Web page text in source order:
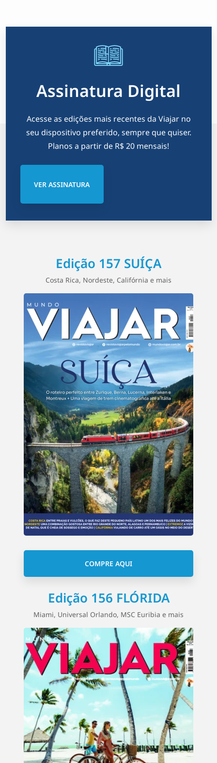
Assinatura Digital
Acesse as edições mais recentes da Viajar no
seu dispositivo preferido, sempre que quiser.
Planos a partir de R$ 20 mensais!
VER ASSINATURA
Edição 157 SUÍÇA
Costa Rica, Nordeste, Califórnia e mais
COMPRE AQUI
Edição 156 FLÓRIDA
Miami, Universal Orlando, MSC Euribia e mais